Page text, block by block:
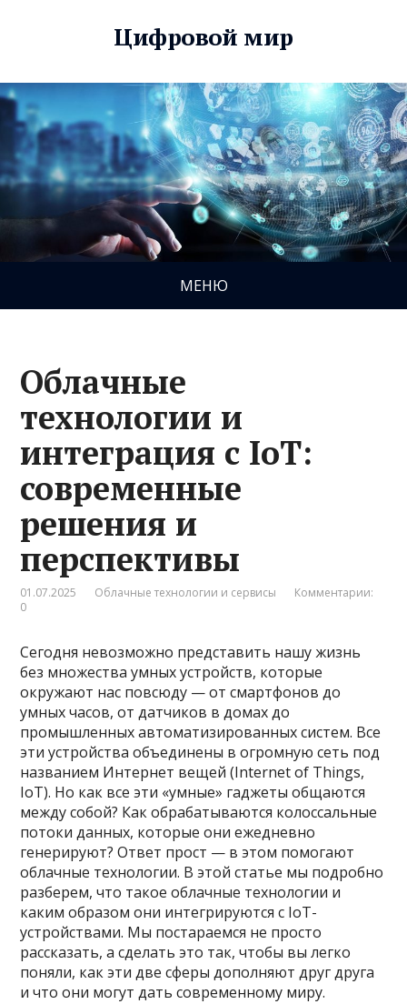
Цифровой мир
МЕНЮ
Облачные
технологии и
интеграция с IoT:
современные
решения и
перспективы
01.07.2025 Облачные технологии и сервисы
Комментарии:
0
Сегодня невозможно представить нашу жизнь
без множества умных устройств, которые
окружают нас повсюду — от смартфонов до
умных часов, от датчиков в домах до
промышленных автоматизированных систем. Все
эти устройства объединены в огромную сеть под
названием Интернет вещей (Internet of Things,
IoT). Но как все эти «умные» гаджеты общаются
между собой? Как обрабатываются колоссальные
потоки данных, которые они ежедневно
генерируют? Ответ прост — в этом помогают
облачные технологии. В этой статье мы подробно
разберем, что такое облачные технологии и
каким образом они интегрируются с IoT-
устройствами. Мы постараемся не просто
рассказать, а сделать это так, чтобы вы легко
поняли, как эти две сферы дополняют друг друга
и что они могут дать современному миру.